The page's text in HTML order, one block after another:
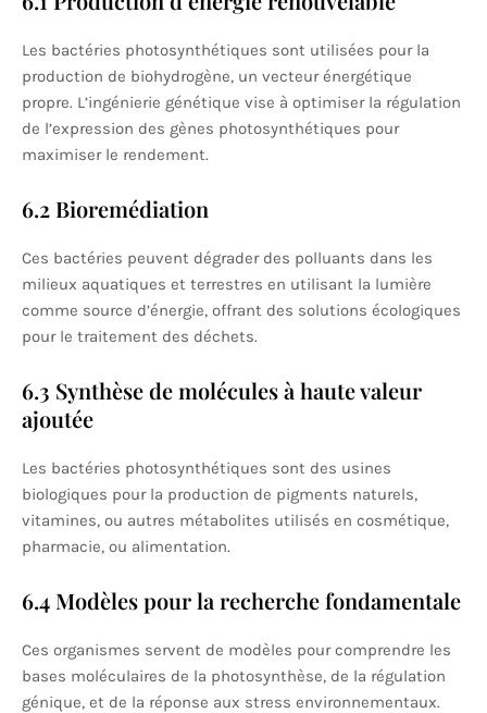
Les bactéries photosynthétiques sont utilisées pour la
production de biohydrogène, un vecteur énergétique
propre. L’ingénierie génétique vise à optimiser la régulation
de l’expression des gènes photosynthétiques pour
maximiser le rendement.
6.2 Bioremédiation
Ces bactéries peuvent dégrader des polluants dans les
milieux aquatiques et terrestres en utilisant la lumière
comme source d’énergie, offrant des solutions écologiques
pour le traitement des déchets.
6.3 Synthèse de molécules à haute valeur
ajoutée
Les bactéries photosynthétiques sont des usines
biologiques pour la production de pigments naturels,
vitamines, ou autres métabolites utilisés en cosmétique,
pharmacie, ou alimentation.
6.4 Modèles pour la recherche fondamentale
Ces organismes servent de modèles pour comprendre les
bases moléculaires de la photosynthèse, de la régulation
génique, et de la réponse aux stress environnementaux.